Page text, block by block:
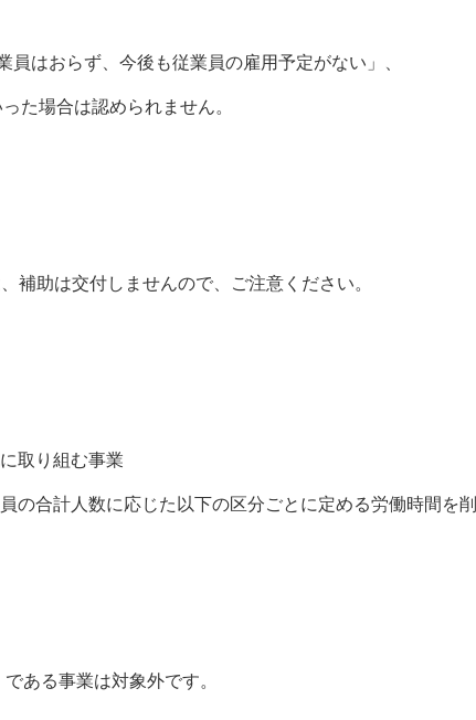
はおらず、今後も従業員の雇用予定がない」、
た場合は認められません。
助は交付しませんので、ご注意ください。
取り組む事業
合計人数に応じた以下の区分ごとに定める労働時間を削
ある事業は対象外です。